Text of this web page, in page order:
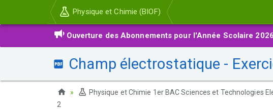
Physique et Chimie (BIOF)
Ouverture des Abonnements pour l'Année Scolaire
Champ électrostatique -
Physique et Chimie 1er BAC Sciences et Technologies
2